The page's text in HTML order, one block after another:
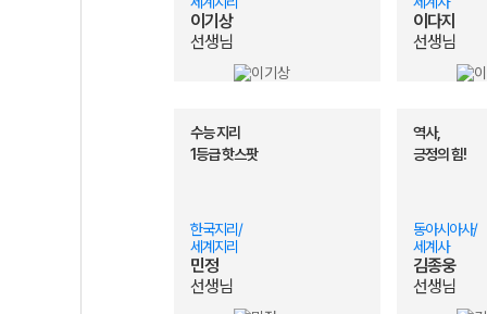
이기상
선생님
수능 지리
1등급 핫스팟
한국지리/
세계지리
민정
선생님
이다지
선생님
역사,
긍정의 힘!
동아시아사/
세계사
김종웅
선생님